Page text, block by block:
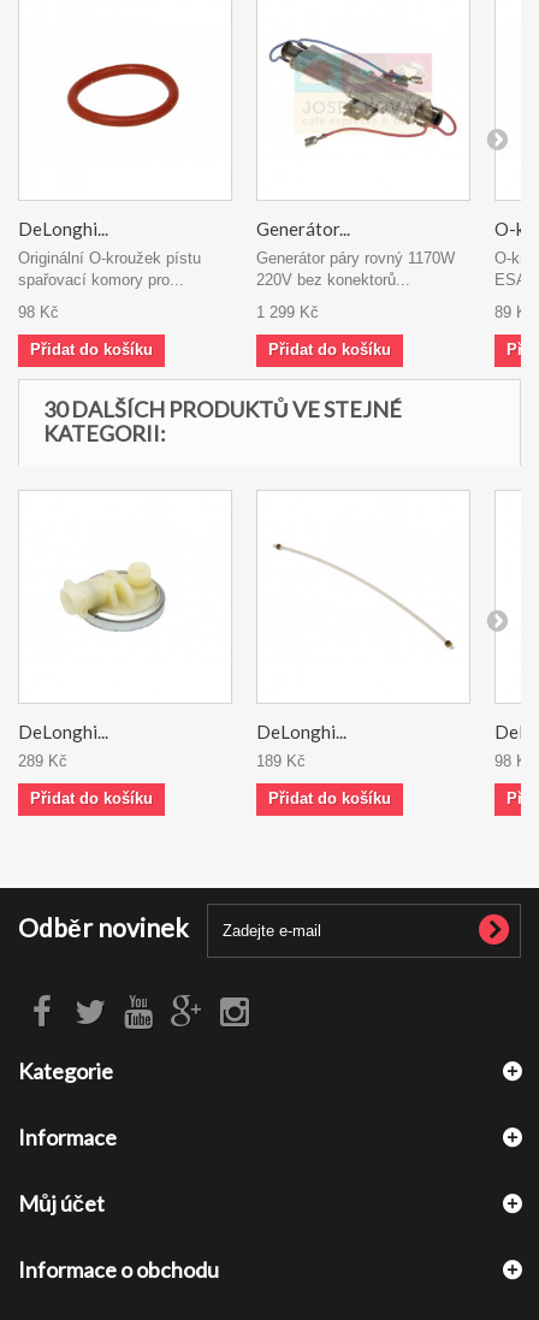
DeLonghi...
Originální O-kroužek pístu
spařovací komory pro...
98 Kč
Přidat do košíku
Generátor...
Generátor páry rovný 1170W
220V bez konektorů...
1 299 Kč
Přidat do košíku
O-
O-
89 Kč
30 DALŠÍCH PRODUKTŮ VE STEJNÉ
KATEGORII:
DeLonghi...
289 Kč
Přidat do košíku
DeLonghi...
189 Kč
Přidat do košíku
98 Kč
Odběr novinek
Kategorie
Informace
Můj účet
Informace o obchodu